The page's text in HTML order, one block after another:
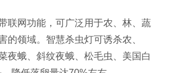
联网功能，可广泛用于农、林、蔬
领域。智慧杀虫灯可诱杀农、
夜蛾、斜纹夜蛾、松毛虫、美国白